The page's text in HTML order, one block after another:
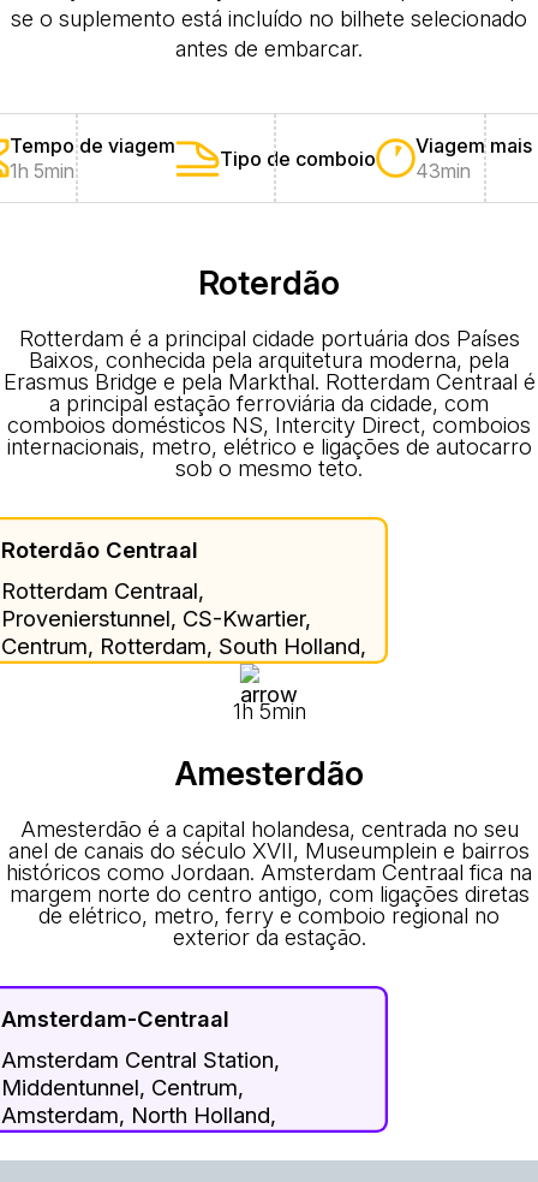
se o suplemento está incluído no bilhete selecionado
antes de embarcar.
Tempo de viagem
1h 5min
Tipo de comboio
Viagem mais
43min
Roterdão
Rotterdam é a principal cidade portuária dos Países
Baixos, conhecida pela arquitetura moderna, pela
Erasmus Bridge e pela Markthal. Rotterdam Centraal é
a principal estação ferroviária da cidade, com
comboios domésticos NS, Intercity Direct, comboios
internacionais, metro, elétrico e ligações de autocarro
sob o mesmo teto.
Roterdão Centraal
Rotterdam Centraal,
Provenierstunnel, CS-Kwartier,
Centrum, Rotterdam, South Holland,
Netherlands, 3013 EA, Netherlands
1h 5min
Amesterdão
Amesterdão é a capital holandesa, centrada no seu
anel de canais do século XVII, Museumplein e bairros
históricos como Jordaan. Amsterdam Centraal fica na
margem norte do centro antigo, com ligações diretas
de elétrico, metro, ferry e comboio regional no
exterior da estação.
Amsterdam-Centraal
Amsterdam Central Station,
Middentunnel, Centrum,
Amsterdam, North Holland,